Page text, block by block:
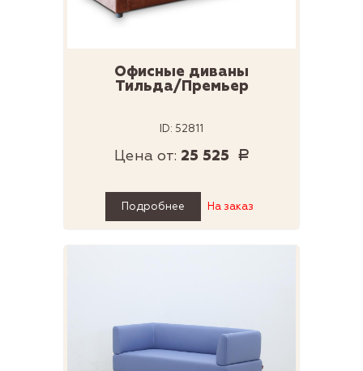
Офисные диваны
Тильда/Премьер
ID: 52811
Цена от: 25 525 Р
Подробнее На заказ